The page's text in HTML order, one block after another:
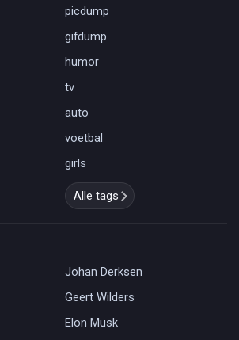
picdump
gifdump
humor
tv
auto
voetbal
girls
Alle tags
Johan Derksen
Geert Wilders
Elon Musk